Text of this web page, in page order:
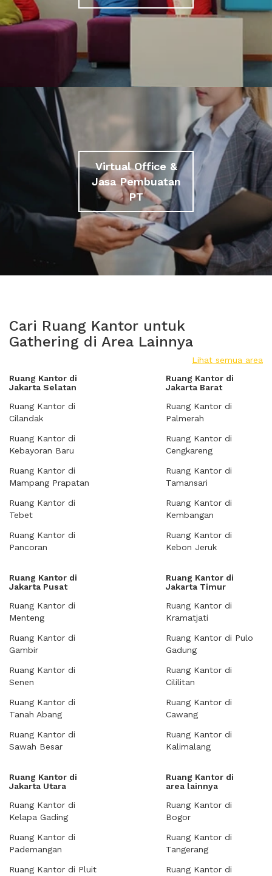
Virtual Office &
Jasa Pembuatan
PT
Cari Ruang Kantor untuk
Gathering di Area Lainnya
Lihat semua area
Ruang Kantor di
Jakarta Selatan
Ruang Kantor di
Cilandak
Ruang Kantor di
Kebayoran Baru
Ruang Kantor di
Mampang Prapatan
Ruang Kantor di
Tebet
Ruang Kantor di
Pancoran
Ruang Kantor di
Jakarta Barat
Ruang Kantor di
Palmerah
Ruang Kantor di
Cengkareng
Ruang Kantor di
Tamansari
Ruang Kantor di
Kembangan
Ruang Kantor di
Kebon Jeruk
Ruang Kantor di
Jakarta Pusat
Ruang Kantor di
Menteng
Ruang Kantor di
Gambir
Ruang Kantor di
Senen
Ruang Kantor di
Tanah Abang
Ruang Kantor di
Sawah Besar
Ruang Kantor di
Jakarta Timur
Ruang Kantor di
Kramatjati
Ruang Kantor di Pulo
Gadung
Ruang Kantor di
Cililitan
Ruang Kantor di
Cawang
Ruang Kantor di
Kalimalang
Ruang Kantor di
Jakarta Utara
Ruang Kantor di
Kelapa Gading
Ruang Kantor di
Pademangan
Ruang Kantor di Pluit
Ruang Kantor di
area lainnya
Ruang Kantor di
Bogor
Ruang Kantor di
Tangerang
Ruang Kantor di